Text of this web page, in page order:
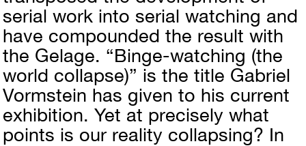
serial work into serial watching and
have compounded the result with
the Gelage. “Binge-watching (the
world collapse)” is the title Gabriel
Vormstein has given to his current
exhibition. Yet at precisely what
points is our reality collapsing? In